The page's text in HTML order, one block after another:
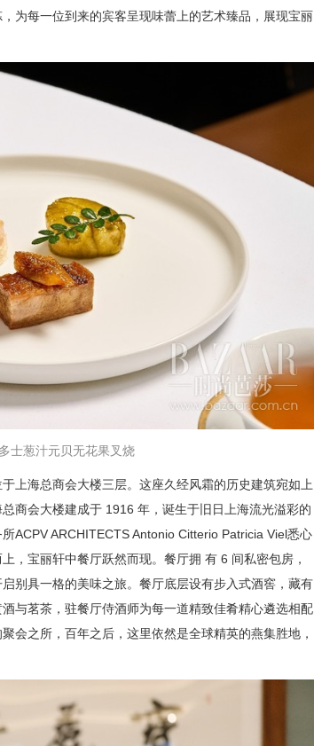
为每一位到来的宾客呈现味蕾上的艺术臻品，展现宝丽
士葱汁元贝无花果叉烧
上海总商会大楼三层。这座久经风霜的历史建筑宛如上
商会大楼建成于 1916 年，诞生于旧日上海流光溢彩的
ACPV ARCHITECTS Antonio Citterio Patricia Viel悉心
，宝丽轩中餐厅跃然而现。餐厅拥 有 6 间私密包房，
别具一格的美味之旅。餐厅底层设有步入式酒窖，藏有
与茗茶，驻餐厅侍酒师为每一道精致佳肴精心遴选相配
会之所，百年之后，这里依然是全球精英的燕集胜地，